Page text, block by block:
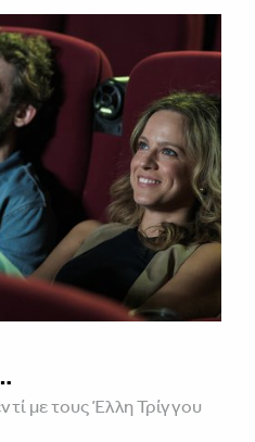
με τους Έλλη Τρίγγου